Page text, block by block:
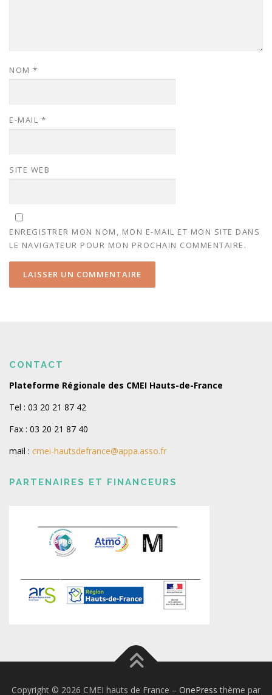
NOM *
E-MAIL *
SITE WEB
ENREGISTRER MON NOM, MON E-MAIL ET MON SITE DANS
LE NAVIGATEUR POUR MON PROCHAIN COMMENTAIRE.
CONTACT
Plateforme Régionale des CMEI Hauts-de-France
Tel : 03 20 21 87 42
Fax : 03 20 21 87 40
mail : cmei-hautsdefrance@appa.asso.fr
PARTENAIRES ET FINANCEURS
Copyright © 2026 CMEI hauts de France – OnePress thème par